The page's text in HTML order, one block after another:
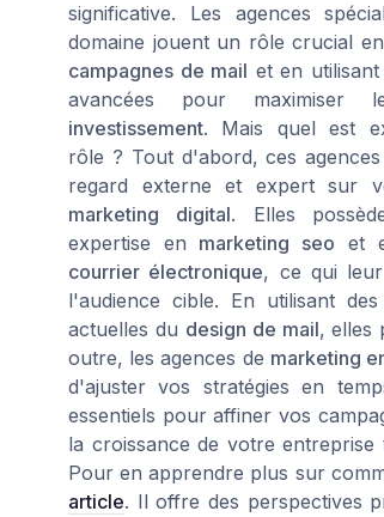
significative. Les agences
domaine jouent un rôle crucial
campagnes de mail et en
avancées pour maximiser
investissement. Mais quel est
rôle ? Tout d'abord, ces
regard externe et expert sur
marketing digital. Elles
expertise en marketing seo et
courrier électronique, ce qui leur
l'audience cible. En utilisant
actuelles du design de mail, elles
outre, les agences de marketing
d'ajuster vos stratégies en
essentiels pour affiner vos
la croissance de votre entreprise
Pour en apprendre plus sur
article. Il offre des perspectives